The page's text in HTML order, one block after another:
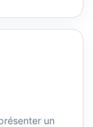
un